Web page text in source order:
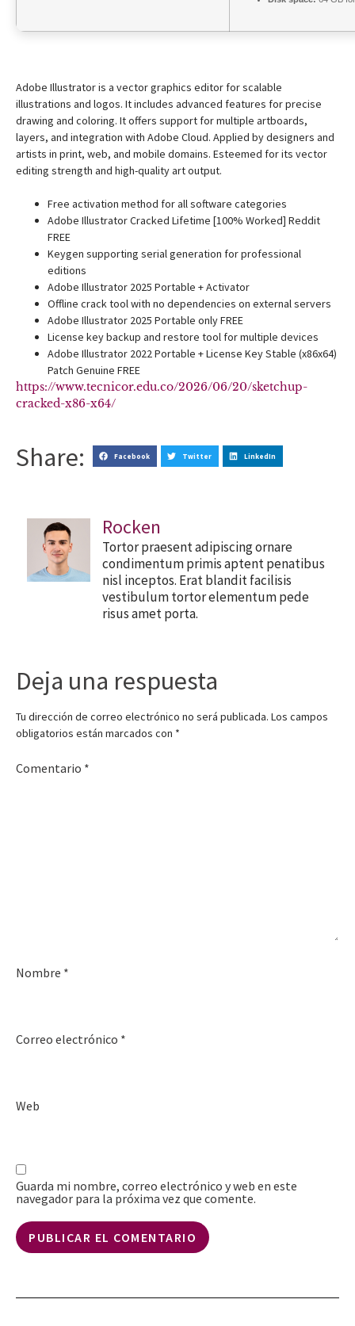
Adobe Illustrator is a vector graphics editor for scalable
illustrations and logos. It includes advanced features for precise
drawing and coloring. It offers support for multiple artboards,
layers, and integration with Adobe Cloud. Applied by designers and
artists in print, web, and mobile domains. Esteemed for its vector
editing strength and high-quality art output.
Free activation method for all software categories
Adobe Illustrator Cracked Lifetime [100% Worked] Reddit
FREE
Keygen supporting serial generation for professional
editions
Adobe Illustrator 2025 Portable + Activator
Offline crack tool with no dependencies on external servers
Adobe Illustrator 2025 Portable only FREE
License key backup and restore tool for multiple devices
Adobe Illustrator 2022 Portable + License Key Stable (x86x64)
Patch Genuine FREE
https://www.tecnicor.edu.co/2026/06/20/sketchup-
cracked-x86-x64/
Share: Facebook Twitter LinkedIn
Rocken
Tortor praesent adipiscing ornare
condimentum primis aptent penatibus
nisl inceptos. Erat blandit facilisis
vestibulum tortor elementum pede
risus amet porta.
Deja una respuesta
Tu dirección de correo electrónico no será publicada. Los campos
obligatorios están marcados con *
Comentario *
Nombre *
Correo electrónico *
Web
Guarda mi nombre, correo electrónico y web en este
navegador para la próxima vez que comente.